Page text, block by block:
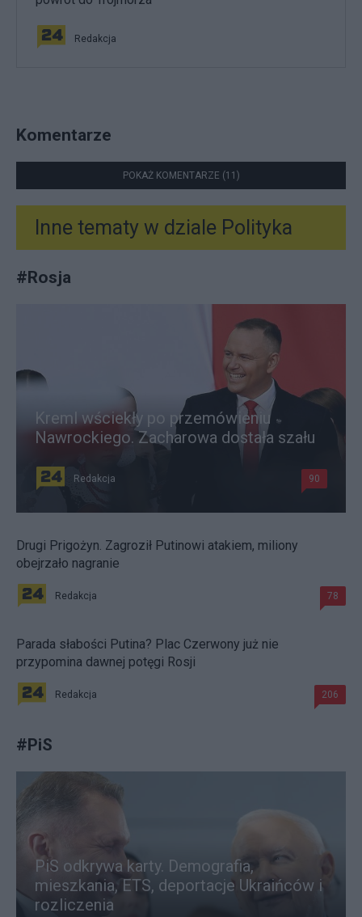
Redakcja
Komentarze
POKAŻ KOMENTARZE (11)
Inne tematy w dziale Polityka
#Rosja
Kreml wściekły po przemówieniu
Nawrockiego. Zacharowa dostała szału
Redakcja 90
Drugi Prigożyn. Zagroził Putinowi atakiem, miliony
obejrzało nagranie
Redakcja 78
Parada słabości Putina? Plac Czerwony już nie
przypomina dawnej potęgi Rosji
Redakcja 206
#PiS
PiS odkrywa karty. Demografia,
mieszkania, ETS, deportacje Ukraińców i
rozliczenia